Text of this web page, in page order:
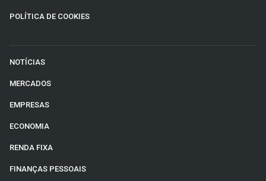
POLÍTICA DE COOKIES
NOTÍCIAS
MERCADOS
EMPRESAS
ECONOMIA
RENDA FIXA
FINANÇAS PESSOAIS